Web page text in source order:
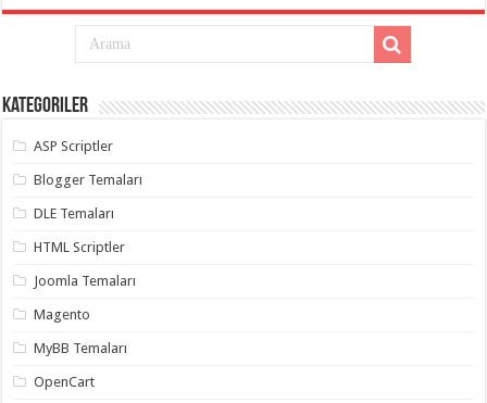
asansörlü
evden
taşımacılık,
organizasyon,
organizasyon,
organizasyon,
organizasyon,
organizasyon,
organizasyon,
Kategoriler
ASP Scriptler
Blogger Temaları
DLE Temaları
HTML Scriptler
Joomla Temaları
Magento
MyBB Temaları
OpenCart